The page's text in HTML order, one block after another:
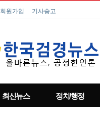
회원가입 기사송고
최신뉴스 정치/행정